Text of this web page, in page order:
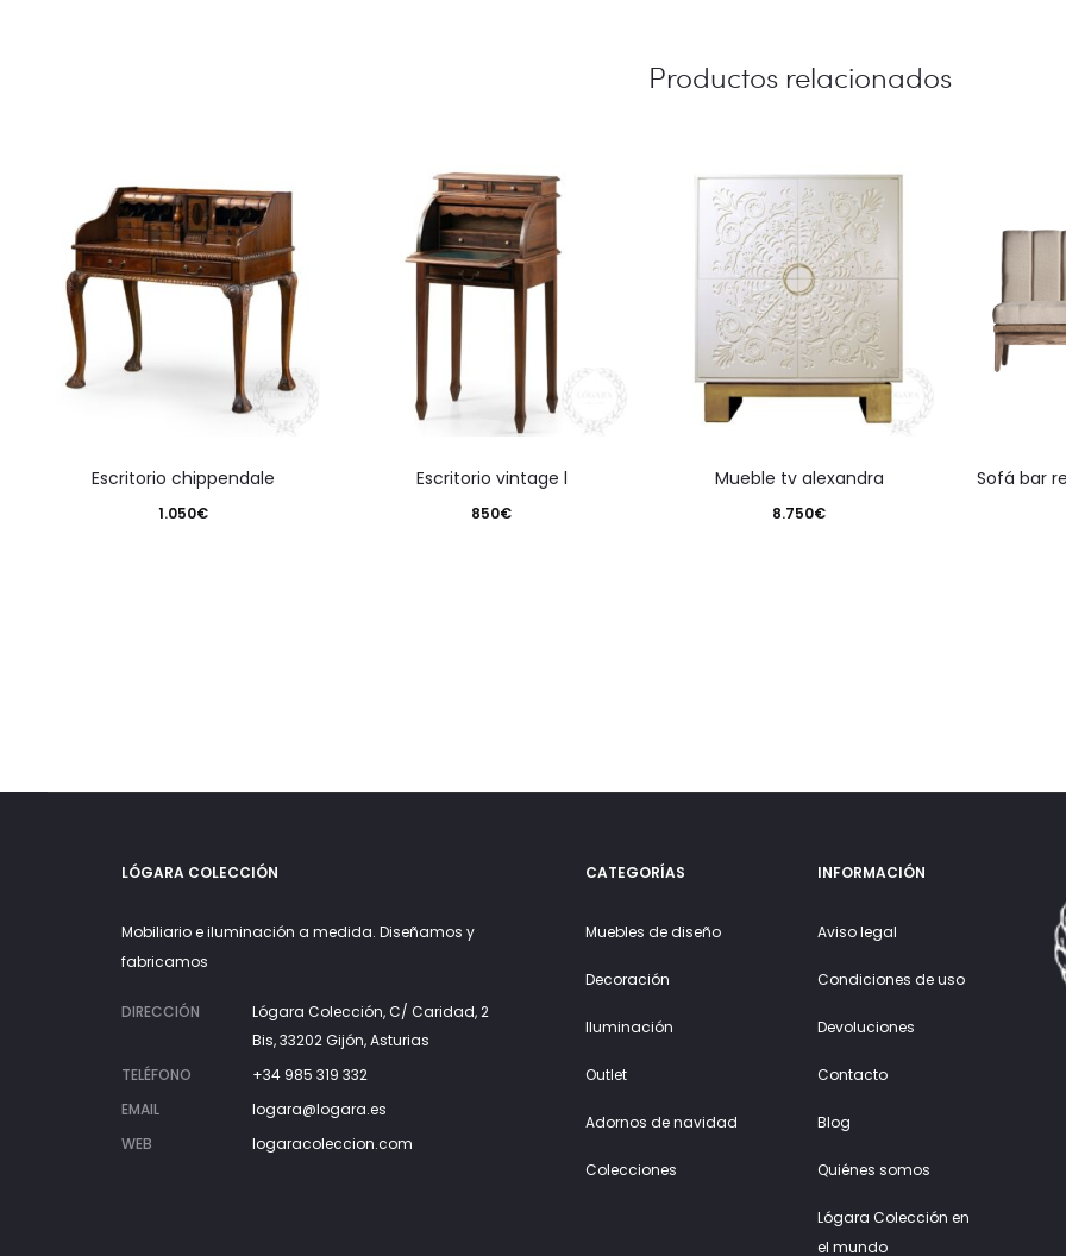
Productos relacionados
escritorio chippendale
1.050€
escritorio vintage l
850€
mueble tv alexandra
8.750€
sofá bar
LÓGARA COLECCIÓN
Mobiliario e iluminación a medida. Diseñamos y
fabricamos
DIRECCIÓN
Lógara Colección, C/ Caridad, 2
Bis, 33202 Gijón, Asturias
TELÉFONO
+34 985 319 332
EMAIL
logara@logara.es
WEB
logaracoleccion.com
CATEGORÍAS
Muebles de diseño
Decoración
Iluminación
Outlet
Adornos de navidad
Colecciones
INFORMACIÓN
Aviso legal
Condiciones de uso
Devoluciones
Contacto
Blog
Quiénes somos
Lógara Colección en
el mundo